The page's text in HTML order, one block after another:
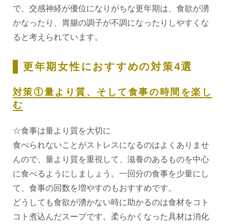
で、交感神経が優位になりがちな更年期は、食欲が湧
かなったり、胃腸の調子が不調になったりしやすくな
ると考えられています。
更年期女性におすすめの対策4選
対策①量より質、そして食事の時間を楽し
む
☆食事は量より質を大切に
食べられないことがストレスになるのはよくありませ
んので、量より質を重視して、滋養のあるものを中心
に食べるようにしましょう。一回分の食事を少量にし
て、食事の回数を増やすのもおすすめです。
どうしても食欲が湧かない時に助かるのは食材をコト
コト煮込んだスープです。柔らかくなった具材は消化